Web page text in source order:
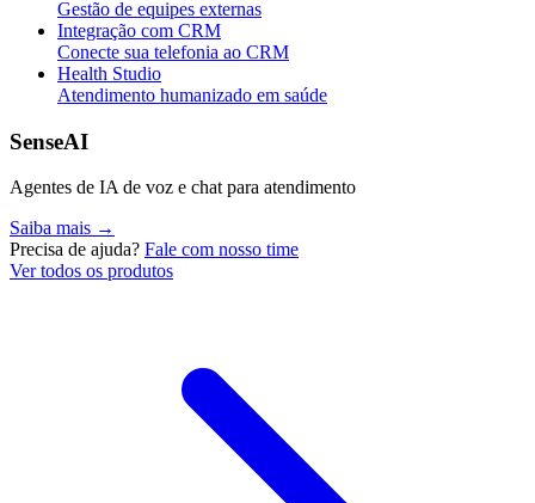
Gestão de equipes externas
Integração com CRM
Conecte sua telefonia ao CRM
Health Studio
Atendimento humanizado em saúde
SenseAI
Agentes de IA de voz e chat para atendimento
Saiba mais →
Precisa de ajuda? Fale com nosso time
Ver todos os produtos